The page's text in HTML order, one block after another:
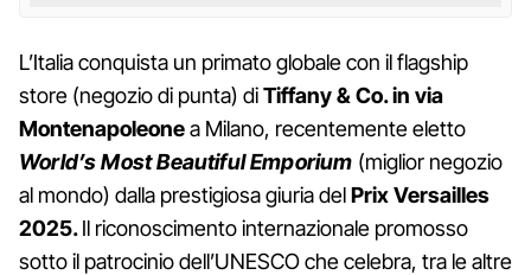
L’Italia conquista un primato globale con il flagship
store (negozio di punta) diTiffany & Co. in via
Montenapoleonea Milano, recentemente eletto
World’s Most Beautiful Emporium (miglior negozio
al mondo) dalla prestigiosa giuria delPrix Versailles
2025.Il riconoscimento internazionale promosso
sotto il patrocinio dell’UNESCO che celebra, tra le altre